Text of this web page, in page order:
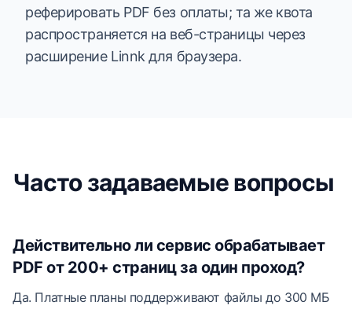
реферировать PDF без оплаты; та же квота
распространяется на веб-страницы через
расширение Linnk для браузера.
Часто задаваемые вопросы
Действительно ли сервис обрабатывает
PDF от 200+ страниц за один проход?
Да. Платные планы поддерживают файлы до 300 МБ